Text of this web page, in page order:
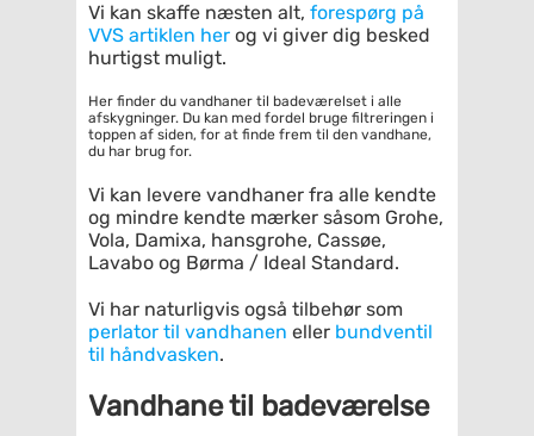
Vi kan skaffe næsten alt, forespørg på
VVS artiklen her og vi giver dig besked
hurtigst muligt.
Her finder du vandhaner til badeværelset i alle
afskygninger. Du kan med fordel bruge filtreringen i
toppen af siden, for at finde frem til den vandhane,
du har brug for.
Vi kan levere vandhaner fra alle kendte
og mindre kendte mærker såsom Grohe,
Vola, Damixa, hansgrohe, Cassøe,
Lavabo og Børma / Ideal Standard.
Vi har naturligvis også tilbehør som
perlator til vandhanen eller bundventil
til håndvasken.
Vandhane til badeværelse